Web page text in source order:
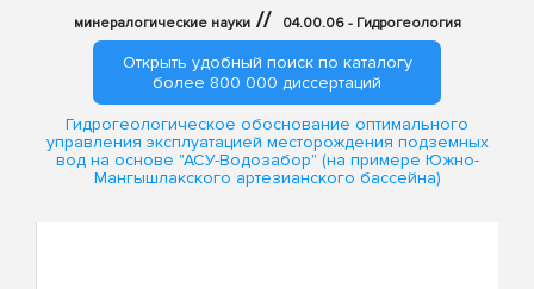
минералогические науки // 04.00.06 - Гидрогеология
Открыть удобный поиск по каталогу
более 800 000 диссертаций
Гидрогеологическое обоснование оптимального
управления эксплуатацией месторождения подземных
вод на основе "АСУ-Водозабор" (на примере Южно-
Мангышлакского артезианского бассейна)